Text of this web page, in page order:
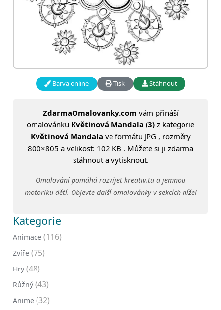
Barva online Tisk Stáhnout
ZdarmaOmalovanky.com vám přináší
omalovánku Květinová Mandala (3) z kategorie
Květinová Mandala ve formátu JPG , rozměry
800×805 a velikost: 102 KB . Můžete si ji zdarma
stáhnout a vytisknout.
Omalování pomáhá rozvíjet kreativitu a jemnou
motoriku dětí. Objevte další omalovánky v sekcích níže!
Kategorie
Animace (116)
Zvíře (75)
Hry (48)
Růžný (43)
Anime (32)